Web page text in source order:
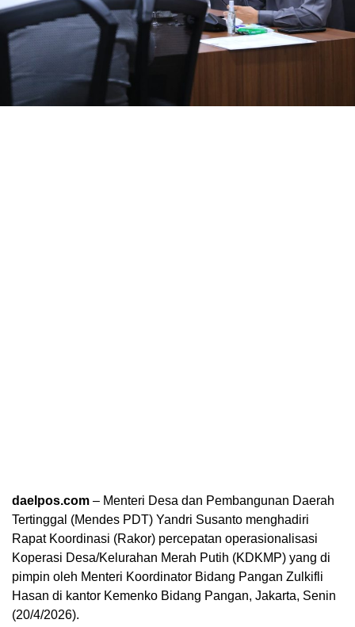
daelpos.com – Menteri Desa dan Pembangunan Daerah
Tertinggal (Mendes PDT) Yandri Susanto menghadiri
Rapat Koordinasi (Rakor) percepatan operasionalisasi
Koperasi Desa/Kelurahan Merah Putih (KDKMP) yang di
pimpin oleh Menteri Koordinator Bidang Pangan Zulkifli
Hasan di kantor Kemenko Bidang Pangan, Jakarta, Senin
(20/4/2026).